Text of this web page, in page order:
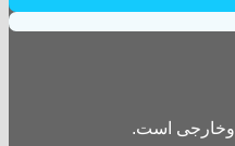
وخارجی است.